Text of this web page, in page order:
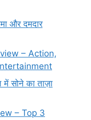
और दमदार
– Action,
सोने का ताज़ा
– Top 3